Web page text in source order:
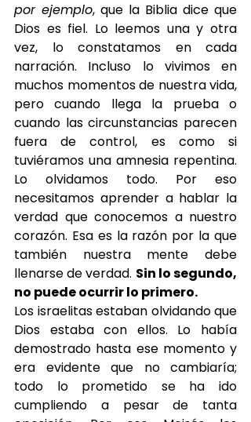
por ejemplo, que la Biblia dice que
Dios es fiel. Lo leemos una y otra
vez, lo constatamos en cada
narración. Incluso lo vivimos en
muchos momentos de nuestra vida,
pero cuando llega la prueba o
cuando las circunstancias parecen
fuera de control, es como si
tuviéramos una amnesia repentina.
Lo olvidamos todo. Por eso
necesitamos aprender a hablar la
verdad que conocemos a nuestro
corazón. Esa es la razón por la que
también nuestra mente debe
llenarse de verdad. Sin lo segundo,
no puede ocurrir lo primero.
Los israelitas estaban olvidando que
Dios estaba con ellos. Lo había
demostrado hasta ese momento y
era evidente que no cambiaría;
todo lo prometido se ha ido
cumpliendo a pesar de tanta